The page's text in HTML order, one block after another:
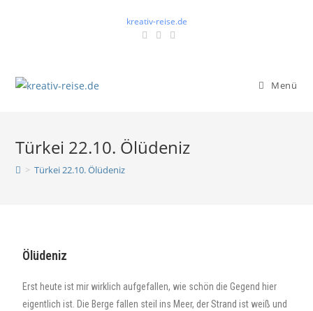
kreativ-reise.de
Menü
Türkei 22.10. Ölüdeniz
> Türkei 22.10. Ölüdeniz
Ölüdeniz
Erst heute ist mir wirklich aufgefallen, wie schön die Gegend hier
eigentlich ist. Die Berge fallen steil ins Meer, der Strand ist weiß und